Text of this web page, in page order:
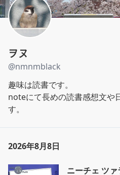
ヲヌ
@nmnmblack
趣味は読書です。
noteにて長めの読書感想文や
す。
2026年8月8日
ニーチェ ツ